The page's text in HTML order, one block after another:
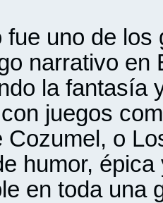
fue uno de
narrativo en
la fantasía
juegos
Cozumel, o
humor,
en toda una